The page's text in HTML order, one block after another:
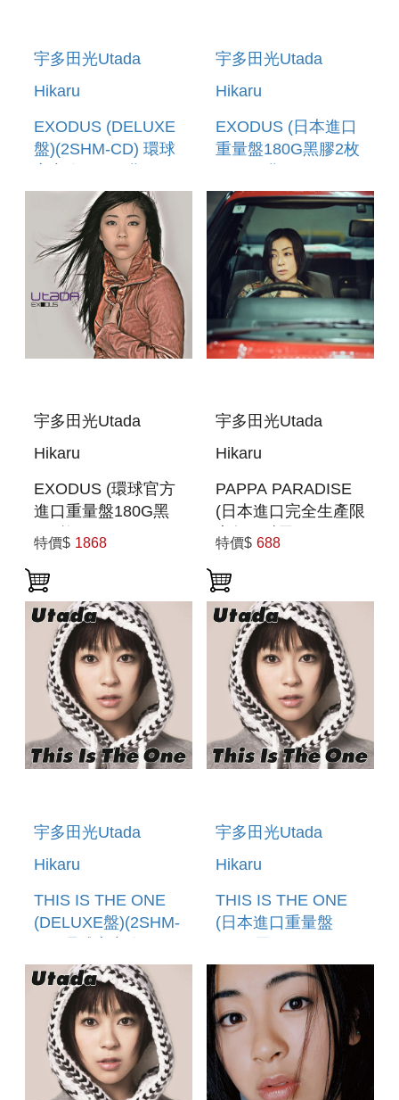
宇多田光Utada
Hikaru
EXODUS (DELUXE
盤)(2SHM-CD) 環球
6/12 12:00止)
宇多田光Utada
Hikaru
EXODUS (日本進口
重量盤180G黑膠2枚
12:00止)
宇多田光Utada
Hikaru
EXODUS (環球官方
進口重量盤180G黑
膠2枚組)
特價$ 1868
宇多田光Utada
Hikaru
PAPPA PARADISE
(日本進口完全生產限
定盤(7吋黑膠LP))
特價$ 688
宇多田光Utada
Hikaru
THIS IS THE ONE
(DELUXE盤)(2SHM-
(預購至6/12 12:00
止)
宇多田光Utada
Hikaru
THIS IS THE ONE
(日本進口重量盤
至5/24 12:00止)